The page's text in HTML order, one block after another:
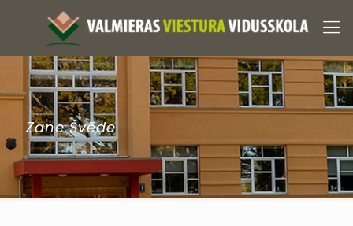
Zane Švēde